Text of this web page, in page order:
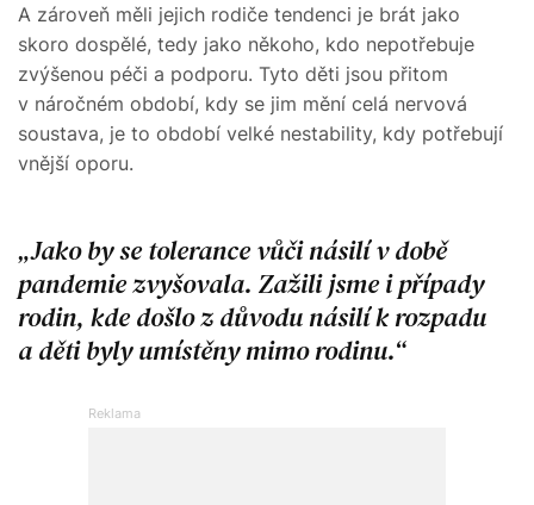
A zároveň měli jejich rodiče tendenci je brát jako
skoro dospělé, tedy jako někoho, kdo nepotřebuje
zvýšenou péči a podporu. Tyto děti jsou přitom
v náročném období, kdy se jim mění celá nervová
soustava, je to období velké nestability, kdy potřebují
vnější oporu.
Jako by se tolerance vůči násilí v době
pandemie zvyšovala. Zažili jsme i případy
rodin, kde došlo z důvodu násilí k rozpadu
a děti byly umístěny mimo rodinu.